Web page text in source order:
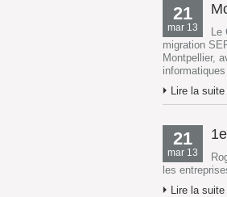
21
mar 13
Le
migration
Montpellier,
Lire la suite
21
mar 13
les
Lire la suite